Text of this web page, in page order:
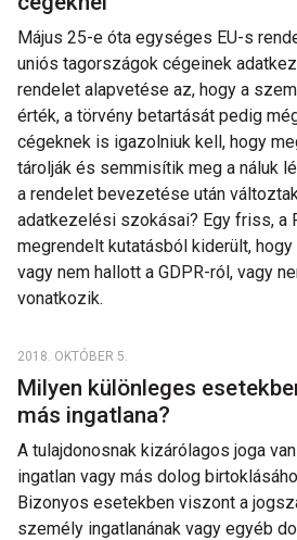
Május 25-e óta egységes EU-s
uniós tagországok cégeinek
rendelet alapvetése az, hogy a
érték, a törvény betartását pedig
cégeknek is igazolniuk kell, hogy
tárolják és semmisítik meg a náluk
a rendelet bevezetése után
adatkezelési szokásai? Egy friss, a
megrendelt kutatásból kiderült,
vagy nem hallott a GDPR-ról, vagy
vonatkozik.
2018. OKTÓBER 5.
Milyen különleges
más ingatlana?
A tulajdonosnak kizárólagos joga
ingatlan vagy más dolog
Bizonyos esetekben viszont a
személy ingatlanának vagy egyéb